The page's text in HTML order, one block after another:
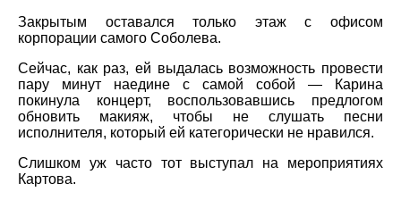
Закрытым оставался только этаж с офисом
корпорации самого Соболева.
Сейчас, как раз, ей выдалась возможность провести
пару минут наедине с самой собой — Карина
покинула концерт, воспользовавшись предлогом
обновить макияж, чтобы не слушать песни
исполнителя, который ей категорически не нравился.
Слишком уж часто тот выступал на мероприятиях
Картова.